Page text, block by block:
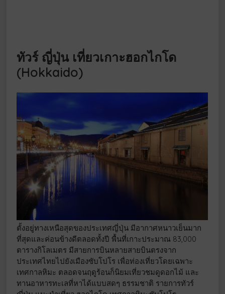
ทัวร์ ญี่ปุ่น เที่ยวเกาะฮอกไกโด
(Hokkaido)
ตั้งอยู่ทางเหนือสุดของประเทศญี่ปุ่น มีอากาศหนาวเย็นมาก
ที่สุดและค่อนข้างดีตลอดทั้งปี พื้นที่เกาะประมาณ 83,000
ตารางกิโลเมตร มีสายการบินหลายสายบินตรงจาก
ประเทศไทยไปยังเมืองซับโปโร เพื่อท่องเที่ยวโดยเฉพาะ
เทศกาลหิมะ ตลอดจนฤดูร้อนก็นิยมเที่ยวชมดูดอกไม้ และ
ทานอาหารทะเลที่หาได้แบบสดๆ ธรรมชาติ รายการทัวร์